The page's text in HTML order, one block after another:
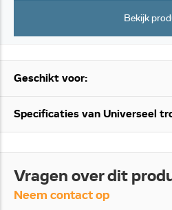
Bekijk
Geschikt voor:
Specificaties van Universeel
Vragen over dit
Neem contact op